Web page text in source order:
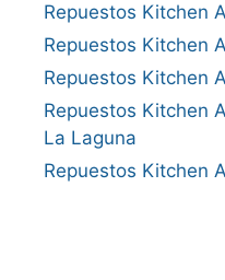
Repuestos Kitchen
Repuestos Kitchen
Repuestos Kitchen
Repuestos Kitchen
La Laguna
Repuestos Kitchen